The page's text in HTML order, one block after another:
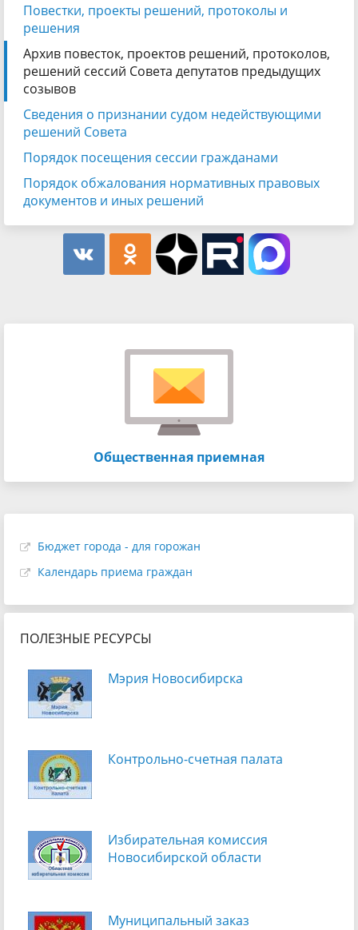
Повестки, проекты решений, протоколы и
решения
Архив повесток, проектов решений, протоколов,
решений сессий Совета депутатов предыдущих
созывов
Сведения о признании судом недействующими
решений Совета
Порядок посещения сессии гражданами
Порядок обжалования нормативных правовых
документов и иных решений
Общественная приемная
Бюджет города - для горожан
Календарь приема граждан
ПОЛЕЗНЫЕ РЕСУРСЫ
Мэрия Новосибирска
Контрольно-счетная палата
Избирательная комиссия
Новосибирской области
Муниципальный заказ